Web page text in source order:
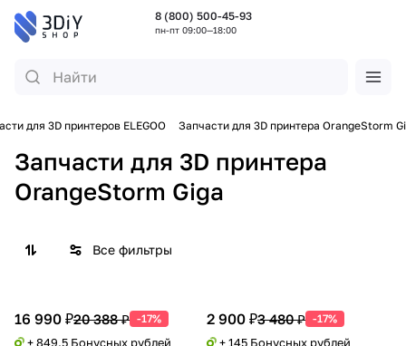
8 (800) 500-45-93
пн-пт 09:00—18:00
для 3D принтеров ELEGOO Запчасти для 3D принтера OrangeStorm
Запчасти для 3D принтера
OrangeStorm Giga
Все фильтры
16 990 ₽20 388 ₽ -17%
+ 849.5 Бонусных рублей
2 900 ₽3 480 ₽ -17%
+ 145 Бонусных рублей